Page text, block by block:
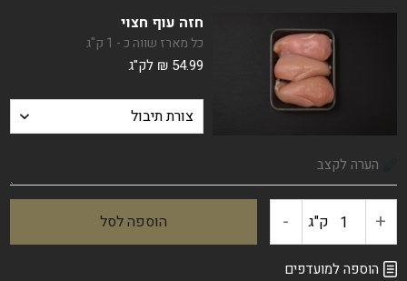
חזה עוף חצוי
כל מארז שווה כ - 1 ק"ג
₪ 54.99 לק"ג
+ כמות
של
ק"ג - הוספה לסל
הוספה למועדפים